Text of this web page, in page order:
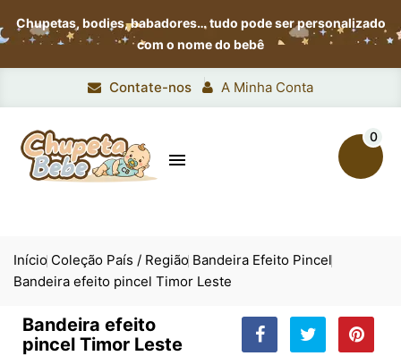
Chupetas, bodies, babadores…tudo pode ser personalizado
com o nome do bebê
Contate-nos A Minha Conta

0
Início Coleção País / Região Bandeira Efeito Pincel
Bandeira efeito pincel Timor Leste
Bandeira efeito
pincel Timor Leste